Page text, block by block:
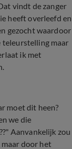
vindt de zanger
heeft overleefd en
gezocht waardoor
teleurstelling maar
ik met
moet dit heen?
we die
Aanvankelijk zou
maar door het